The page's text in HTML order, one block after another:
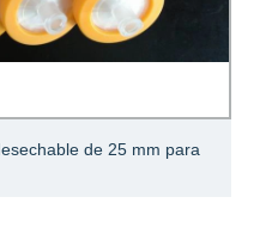
de 25 mm para